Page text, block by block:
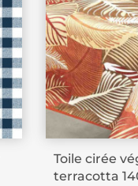
Toile cirée
terracotta